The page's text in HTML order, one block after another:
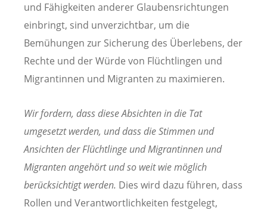
und Fähigkeiten anderer Glaubensrichtungen
einbringt, sind unverzichtbar, um die
Bemühungen zur Sicherung des Überlebens, der
Rechte und der Würde von Flüchtlingen und
Migrantinnen und Migranten zu maximieren.
Wir fordern, dass diese Absichten in die Tat
umgesetzt werden, und dass die Stimmen und
Ansichten der Flüchtlinge und Migrantinnen und
Migranten angehört und so weit wie möglich
berücksichtigt werden. Dies wird dazu führen, dass
Rollen und Verantwortlichkeiten festgelegt,